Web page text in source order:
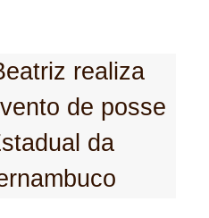
realiza
de posse
da